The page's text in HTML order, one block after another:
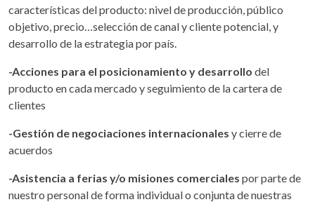
características del producto: nivel de producción, público
objetivo, precio…selección de canal y cliente potencial, y
desarrollo de la estrategia por país.
-Acciones para el posicionamiento y desarrollo del
producto en cada mercado y seguimiento de la cartera de
clientes
-Gestión de negociaciones internacionales y cierre de
acuerdos
-Asistencia a ferias y/o misiones comerciales por parte de
nuestro personal de forma individual o conjunta de nuestras